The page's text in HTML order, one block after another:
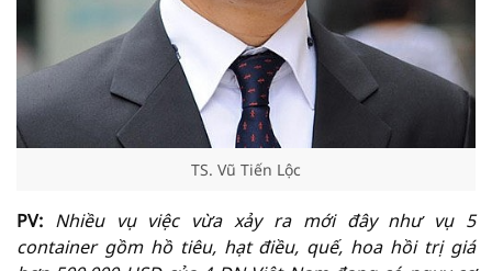
TS. Vũ Tiến Lộc
PV: Nhiều vụ việc vừa xảy ra mới đây như vụ 5
container gồm hồ tiêu, hạt điều, quế, hoa hồi trị giá